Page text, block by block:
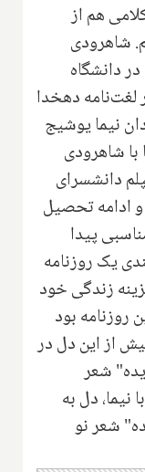
هم از
شاهرودی
دانشگاه
لغت‌نامه دهخدا
نیما یوشیج
شاهرودی
دانشسرای
و ادامه تحصیل
پیدا
یک روزنامه
زندگی خود
روزنامه بود
از این دل در
شعر
دل به
شعر نو